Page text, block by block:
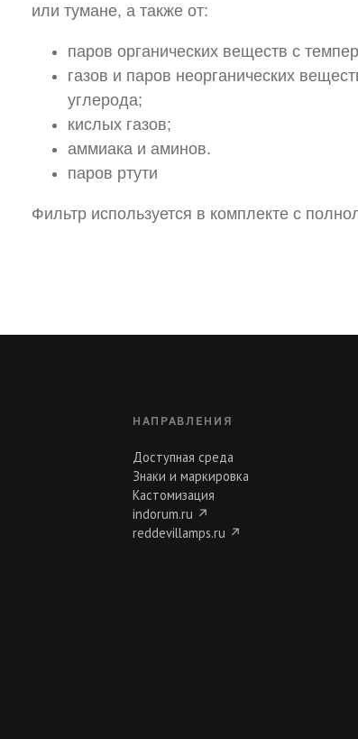
или тумане, а также от:
паров органических веществ с
газов и паров неорганических
углерода;
кислых газов;
аммиака и аминов.
паров ртути
Фильтр используется в комплекте с
НАПРАВЛЕНИЯ
Доступная среда
Знаки и маркировка
Кастомизация
indorum.ru ↗
reddevillamps.ru ↗